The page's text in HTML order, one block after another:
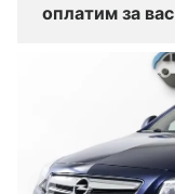
оплатим за вас